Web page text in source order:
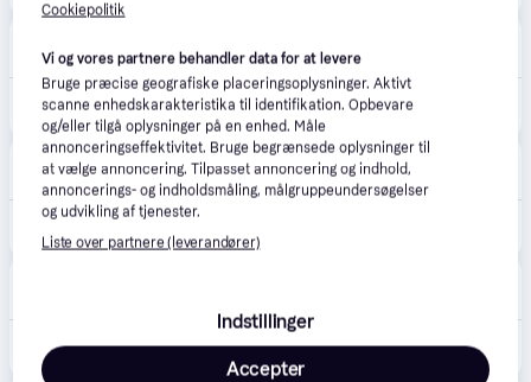
Bestillingsvare
(ComputerSalg) Makita DLM539PT2 - Græsslåmaskine - ledningfri - 18 V - 5 Ah - 2 batterier, inkluderet oplader - 3000 opm - 53 cm - 30.5 kg 9.368 kr.
Eller 3 betalinger af 3.123 kr.
Johannes Fog 5.0 (5)
Bestillingsvare
Makita Plæneklipper 2x18v 5,0ah. 10.772 kr.
Cookiepolitik
Vi og vores partnere behandler data for at levere
Bruge præcise geografiske placeringsoplysninger. Aktivt
scanne enhedskarakteristika til identifikation. Opbevare
og/eller tilgå oplysninger på en enhed. Måle
annonceringseffektivitet. Bruge begrænsede oplysninger til
at vælge annoncering. Tilpasset annoncering og indhold,
annoncerings- og indholdsmåling, målgruppeundersøgelser
og udvikling af tjenester.
Liste over partnere (leverandører)
Indstillinger
Accepter